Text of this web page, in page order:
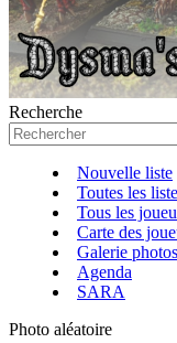
Recherche
Nouvelle liste
Toutes les
Tous les
Carte des
Galerie photos
Agenda
SARA
Photo aléatoire